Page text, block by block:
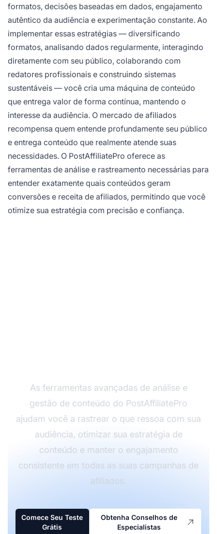
formatos, decisões baseadas em dados, engajamento
autêntico da audiência e experimentação constante. Ao
implementar essas estratégias — diversificando
formatos, analisando dados regularmente, interagindo
diretamente com seu público, colaborando com
redatores profissionais e construindo sistemas
sustentáveis — você cria uma máquina de conteúdo
que entrega valor de forma contínua, mantendo o
interesse da audiência. O mercado de afiliados
recompensa quem entende profundamente seu público
e entrega conteúdo que realmente atende suas
necessidades. O PostAffiliatePro oferece as
ferramentas de análise e rastreamento necessárias para
entender exatamente quais conteúdos geram
conversões e receita de afiliados, permitindo que você
otimize sua estratégia com precisão e confiança.
As ferramentas avançadas de análise e
gestão de conteúdo do PostAffiliatePro
ajudam você a rastrear o que ressoa com sua
audiência, otimizar sua estratégia de
conteúdo e manter o engajamento
consistente em todas as suas campanhas de
afiliados.
Comece Seu Teste
Grátis
Obtenha Conselhos de
Especialistas